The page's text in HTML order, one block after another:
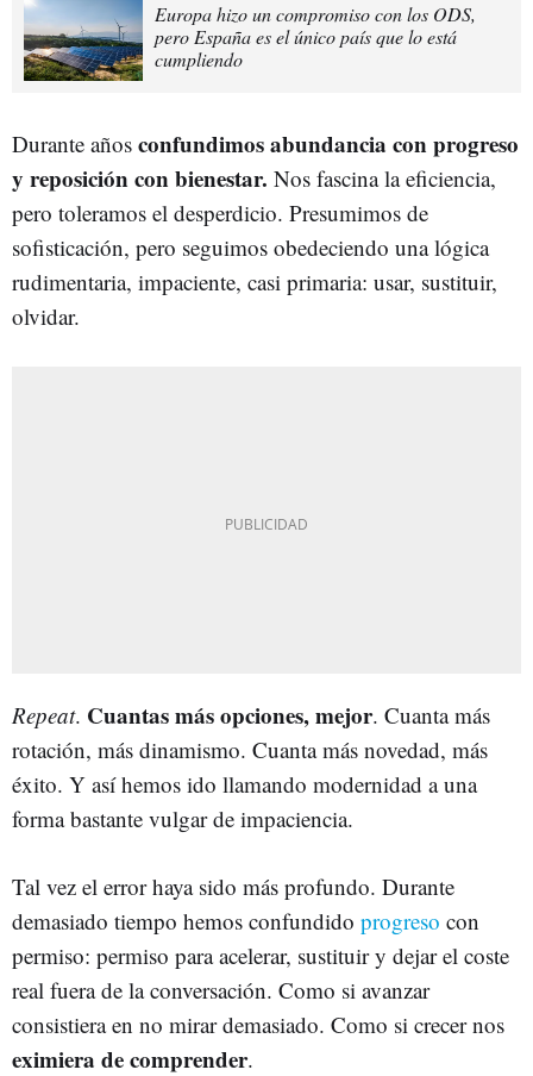
Europa hizo un compromiso con los ODS,
pero España es el único país que lo está
cumpliendo
Durante años confundimos abundancia con progreso
y reposición con bienestar. Nos fascina la eficiencia,
pero toleramos el desperdicio. Presumimos de
sofisticación, pero seguimos obedeciendo una lógica
rudimentaria, impaciente, casi primaria: usar, sustituir,
olvidar.
Repeat. Cuantas más opciones, mejor. Cuanta más
rotación, más dinamismo. Cuanta más novedad, más
éxito. Y así hemos ido llamando modernidad a una
forma bastante vulgar de impaciencia.
Tal vez el error haya sido más profundo. Durante
demasiado tiempo hemos confundido progreso con
permiso: permiso para acelerar, sustituir y dejar el coste
real fuera de la conversación. Como si avanzar
consistiera en no mirar demasiado. Como si crecer nos
eximiera de comprender.